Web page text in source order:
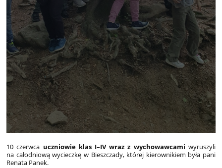
10 czerwca uczniowie klas I–IV wraz z wychowawcami wyruszyli
na całodniową wycieczkę w Bieszczady, której kierownikiem była pani
Renata Panek.